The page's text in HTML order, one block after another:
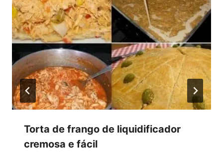
Torta de frango de liquidificador
cremosa e fácil